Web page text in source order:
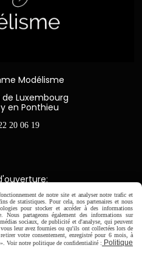
Modélisme
Luxembourg
en Ponthieu
20 06 19
Samedi de
/ 14H00-18H30

de notre site et analyser notre trafic et
de statistiques. Pour cela, nos partenaires et nous
pour stocker et accéder à des informations
partageons également des informations sur
sociaux, de publicité et d'analyse, qui peuvent
leur avez fournies ou qu'ils ont collectées lors de
votre consentement, enregistré pour 6 mois, à
Voir notre politique de confidentialité : Politique